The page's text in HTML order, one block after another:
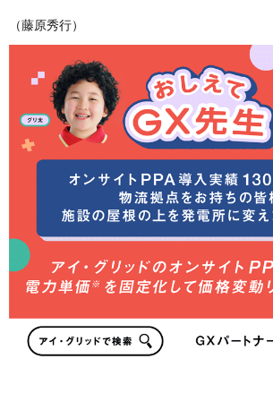
（藤原秀行）